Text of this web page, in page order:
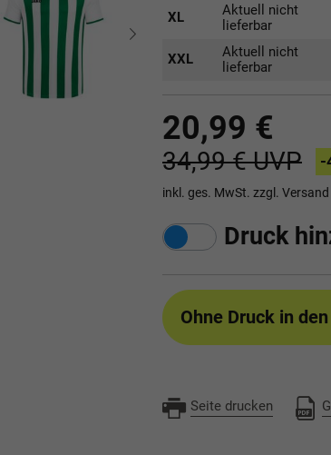
XL
Aktuell nicht
lieferbar
XXL
Aktuell nicht
lieferbar
20,99 €
34,99 €UVP -
inkl. ges. MwSt. zzgl. Versand
Druck
Ohne Druckin den
Seite drucken